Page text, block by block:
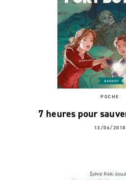
POCHE
7 heures pour
13/06/2018